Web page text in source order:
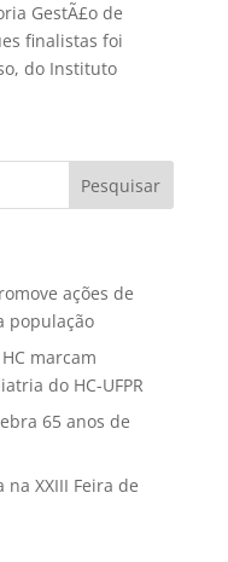
GestÃ£o de
finalistas foi
do Instituto
ações de
população
marcam
do HC-UFPR
65 anos de
XXIII Feira de